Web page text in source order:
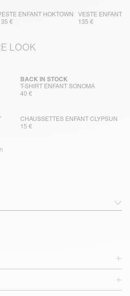
ENFANT HOKTOWN
€
VESTE ENFANT
135 €
LOOK
T-SHIRT ENFANT SONOMA
BACK IN STOCK
40 €
CHAUSSETTES ENFANT CLYPSUN
15 €